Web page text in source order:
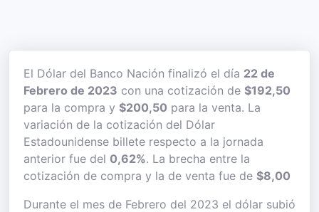
El Dólar del Banco Nación finalizó el día 22 de
Febrero de 2023 con una cotización de $192,50
para la compra y $200,50 para la venta. La
variación de la cotización del Dólar
Estadounidense billete respecto a la jornada
anterior fue del 0,62%. La brecha entre la
cotización de compra y la de venta fue de $8,00
Durante el mes de Febrero del 2023 el dólar subió